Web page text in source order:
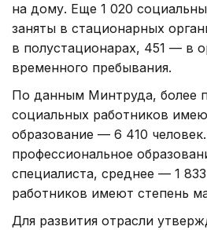
на дому. Еще 1 020
заняты в стационарных
в полустационарах, 451 — в
временного пребывания.
По данным Минтруда, более
социальных работников
образование — 6 410
профессиональное
специалиста, среднее — 1
работников имеют степень
Для развития отрасли